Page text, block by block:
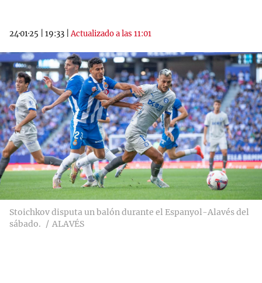
24·01·25 19:33 |Actualizado a las 11:01
Stoichkov disputa un balón durante el Espanyol-Alavés del
sábado.
ALAVÉS